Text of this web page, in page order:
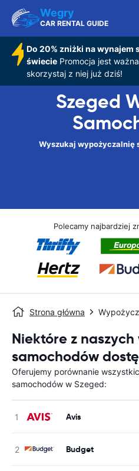
Wegry
CAR RENTAL GUIDE
Do 20% zniżki na wynajem
świeciePromocja jest
skorzystaj z niej już dziś!
Szeged
Wyszukaj wypożyczalnię
Polecamy najbardziej
Strona główna
Niektóre z
samochodów
Oferujemy porównanie
samochodów w Szeged:
Avis
Budget